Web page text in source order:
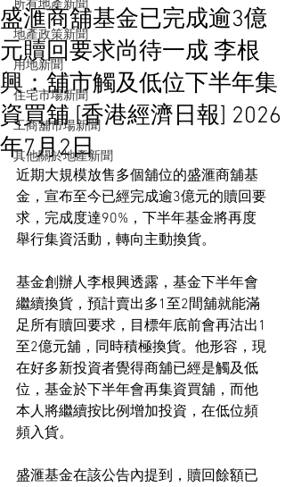
所有地產新聞
地產政策新聞
用地新聞
住宅市場新聞
工商舖市場新聞
其他關於地產新聞
盛滙商舖基金已完成逾3億
元贖回要求尚待一成 李根
興：舖市觸及低位下半年集
資買舖 [香港經濟日報] 2026
年7月2日
近期大規模放售多個舖位的盛滙商舖基
金，宣布至今已經完成逾3億元的贖回要
求，完成度達90%，下半年基金將再度
舉行集資活動，轉向主動換貨。
基金創辦人李根興透露，基金下半年會
繼續換貨，預計賣出多1至2間舖就能滿
足所有贖回要求，目標年底前會再沽出1
至2億元舖，同時積極換貨。他形容，現
在好多新投資者覺得商舖已經是觸及低
位，基金於下半年會再集資買舖，而他
本人將繼續按比例增加投資，在低位頻
頻入貨。
盛滙基金在該公告內提到，贖回餘額已